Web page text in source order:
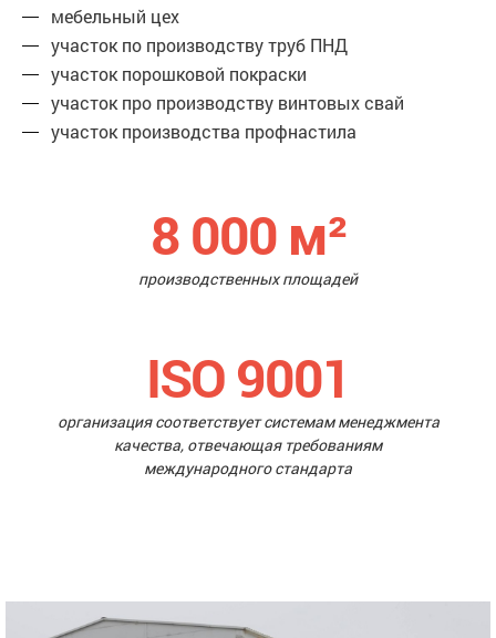
мебельный цех
участок по производству труб ПНД
участок порошковой покраски
участок про производству винтовых свай
участок производства профнастила
8 000 м²
производственных площадей
ISO 9001
организация соответствует системам менеджмента
качества, отвечающая требованиям
международного стандарта